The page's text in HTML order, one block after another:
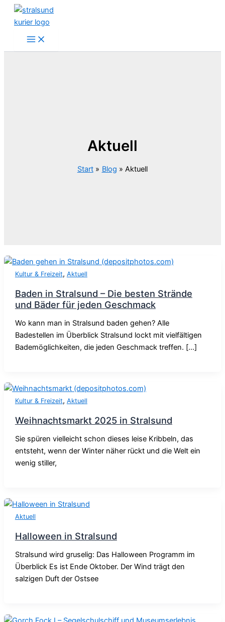
Zum
Inhalt
Aktuell
Start Blog Aktuell
Kultur & Freizeit, Aktuell
Baden in Stralsund – Die besten Strände
und Bäder für jeden Geschmack
Wo kann man in Stralsund baden gehen? Alle
Badestellen im Überblick Stralsund lockt mit vielfältigen
Bademöglichkeiten, die jeden Geschmack treffen. […]
Kultur & Freizeit, Aktuell
Weihnachtsmarkt 2025 in Stralsund
Sie spüren vielleicht schon dieses leise Kribbeln, das
entsteht, wenn der Winter näher rückt und die Welt ein
wenig stiller,
Aktuell
Halloween in Stralsund
Stralsund wird gruselig: Das Halloween Programm im
Überblick Es ist Ende Oktober. Der Wind trägt den
salzigen Duft der Ostsee